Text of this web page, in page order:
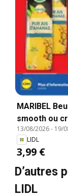
MARIBEL
smooth ou
13/08/2026- 19/
LIDL
3,99 €
D’autres
LIDL